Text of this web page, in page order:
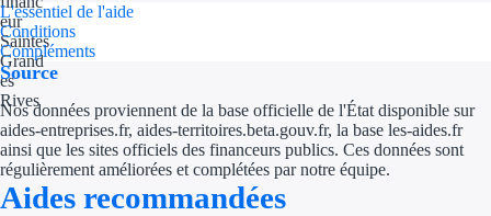
L'essentiel de l'aide
Conditions
Compléments
Source
Nos données proviennent de la base officielle de l'État disponible sur
aides-entreprises.fr, aides-territoires.beta.gouv.fr, la base les-aides.fr
ainsi que les sites officiels des financeurs publics. Ces données sont
régulièrement améliorées et complétées par notre équipe.
Aides recommandées